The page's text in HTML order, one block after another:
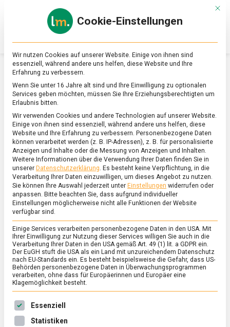
Online-
Magazin
zu
&
Ernährung
ERNÄHRUNG & GESUNDHEIT
ERNÄHRUNG & GESUNDHEIT /FEATURED/WIRTSCHAFT
Aus der Glasröhre auf den Teller: Algen
als Lebensmittel
21. August 2019
Algen sollen bereits vor Jahrtausenden als
Mit
Cookie-Einstellungen
Wir nutzen Cookies auf unserer Website. Einige von ihnen sind
essenziell, während andere uns helfen, diese Website und Ihre
Erfahrung zu verbessern.
Wenn Sie unter 16 Jahre alt sind und Ihre Einwilligung zu optionalen
Services geben möchten, müssen Sie Ihre Erziehungsberechtigten um
Erlaubnis bitten.
Wir verwenden Cookies und andere Technologien auf unserer Website.
Einige von ihnen sind essenziell, während andere uns helfen, diese
Website und Ihre Erfahrung zu verbessern. Personenbezogene Daten
können verarbeitet werden (z. B. IP-Adressen), z. B. für personalisierte
Anzeigen und Inhalte oder die Messung von Anzeigen und Inhalten.
Weitere Informationen über die Verwendung Ihrer Daten finden Sie in
unserer Datenschutzerklärung. Es besteht keine Verpflichtung, in die
Verarbeitung Ihrer Daten einzuwilligen, um dieses Angebot zu nutzen.
Sie können Ihre Auswahl jederzeit unter Einstellungen widerrufen oder
anpassen. Bitte beachten Sie, dass aufgrund individueller
Einstellungen möglicherweise nicht alle Funktionen der Website
verfügbar sind.
Einige Services verarbeiten personenbezogene Daten in den USA. Mit
Ihrer Einwilligung zur Nutzung dieser Services willigen Sie auch in die
Verarbeitung Ihrer Daten in den USA gemäß Art. 49 (1) lit. a GDPR ein.
Der EuGH stuft die USA als ein Land mit unzureichendem Datenschutz
nach EU-Standards ein. Es besteht beispielsweise die Gefahr, dass US-
Behörden personenbezogene Daten in Überwachungsprogrammen
verarbeiten, ohne dass für Europäerinnen und Europäer eine
Klagemöglichkeit besteht.
Es folgt eine Liste der Service-Gruppen, für die eine
Essenziell
Statistiken